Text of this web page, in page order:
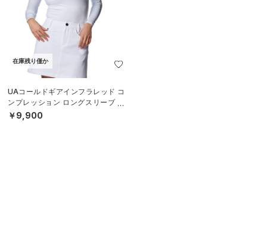
在庫残り僅か
UAコールドギアインフラレッド コ
ンプレッション ロングスリーブ モ
ックネック シャツ（ゴルフ/WOME
￥9,900